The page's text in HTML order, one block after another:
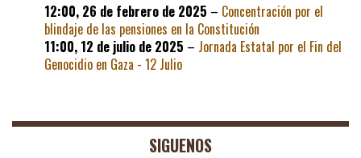
12:00, 26 de febrero de 2025 – Concentración por el
blindaje de las pensiones en la Constitución
11:00, 12 de julio de 2025 – Jornada Estatal por el Fin del
Genocidio en Gaza - 12 Julio
SIGUENOS